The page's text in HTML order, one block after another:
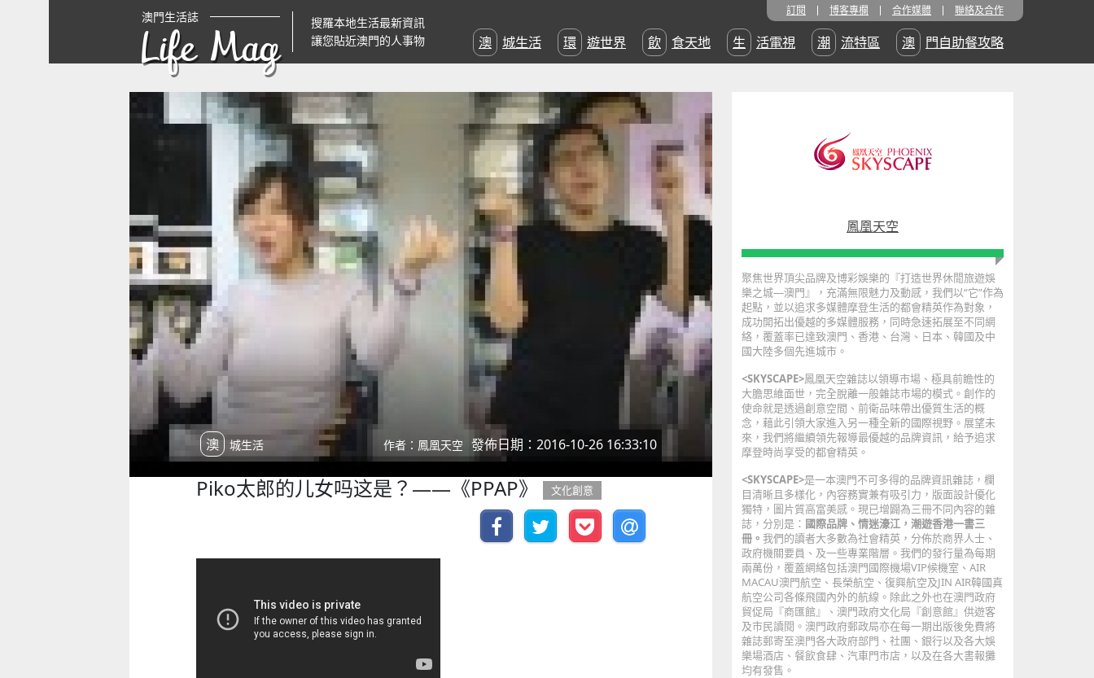
澳門生活誌
Life Mag
搜羅本地生活最新資訊
讓您貼近澳門的人事物
訂閱 博客專欄 合作媒體 聯絡及合作
澳城生活 環遊世界 飲食天地 生活電視 潮流特區 澳門自助餐攻略
澳城生活 作者：鳳凰天空 發佈日期：2016-10-26 16:33:10
Piko太郎的儿女吗这是？——《PPAP》 文化創意
鳳凰天空
聚焦世界頂尖品牌及博彩娛樂的『打造世界休閒旅遊娛
樂之城—澳門』，充滿無限魅力及動感，我們以“它”作為
起點，並以追求多媒體摩登生活的都會精英作為對象，
成功開拓出優越的多媒體服務，同時急速拓展至不同網
絡，覆蓋率已達致澳門、香港、台灣、日本、韓國及中
國大陸多個先進城市。
<SKYSCAPE>鳳凰天空雜誌以領導市場、極具前瞻性的
大膽思維面世，完全脫離一般雜誌市場的模式。創作的
使命就是透過創意空間、前衛品味帶出優質生活的概
念，藉此引領大家進入另一種全新的國際視野。展望未
來，我們將繼續領先報導最優越的品牌資訊，給予追求
摩登時尚享受的都會精英。
<SKYSCAPE>是一本澳門不可多得的品牌資訊雜誌，欄
目清晰且多樣化，內容務實兼有吸引力，版面設計優化
獨特，圖片質高富美感。現已增闢為三冊不同內容的雜
誌，分別是： 國際品牌、情迷濠江，潮遊香港一書三
冊。 我們的讀者大多數為社會精英，分佈於商界人士、
政府機關要員、及一些專業階層。我們的發行量為每期
兩萬份，覆蓋網絡包括澳門國際機場VIP候機室、AIR
MACAU澳門航空、長榮航空、復興航空及JIN AIR韓國真
航空公司各條飛國內外的航線。除此之外也在澳門政府
貿促局『商匯館』、澳門政府文化局『創意館』供遊客
及市民讀閱。澳門政府郵政局亦在每一期出版後免費將
雜誌郵寄至澳門各大政府部門、社團、銀行以及各大娛
樂場酒店、餐飲食肆、汽車門市店，以及在各大書報攤
均有發售。